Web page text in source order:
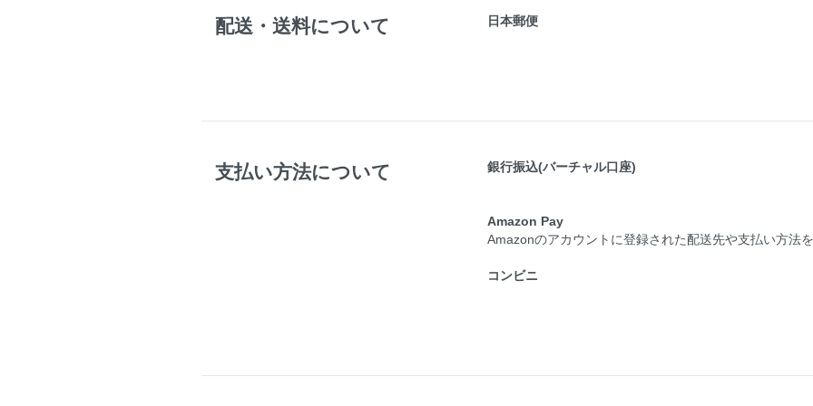
配送・送料について 日本郵便
支払い方法について 銀行振込(バーチャル口座)
Amazon Pay
Amazonのアカウントに登録された配送先や支払い方法
コンビニ